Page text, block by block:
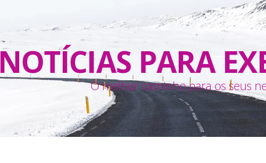
NOTÍCIAS PARA
O melhor caminho para os seus